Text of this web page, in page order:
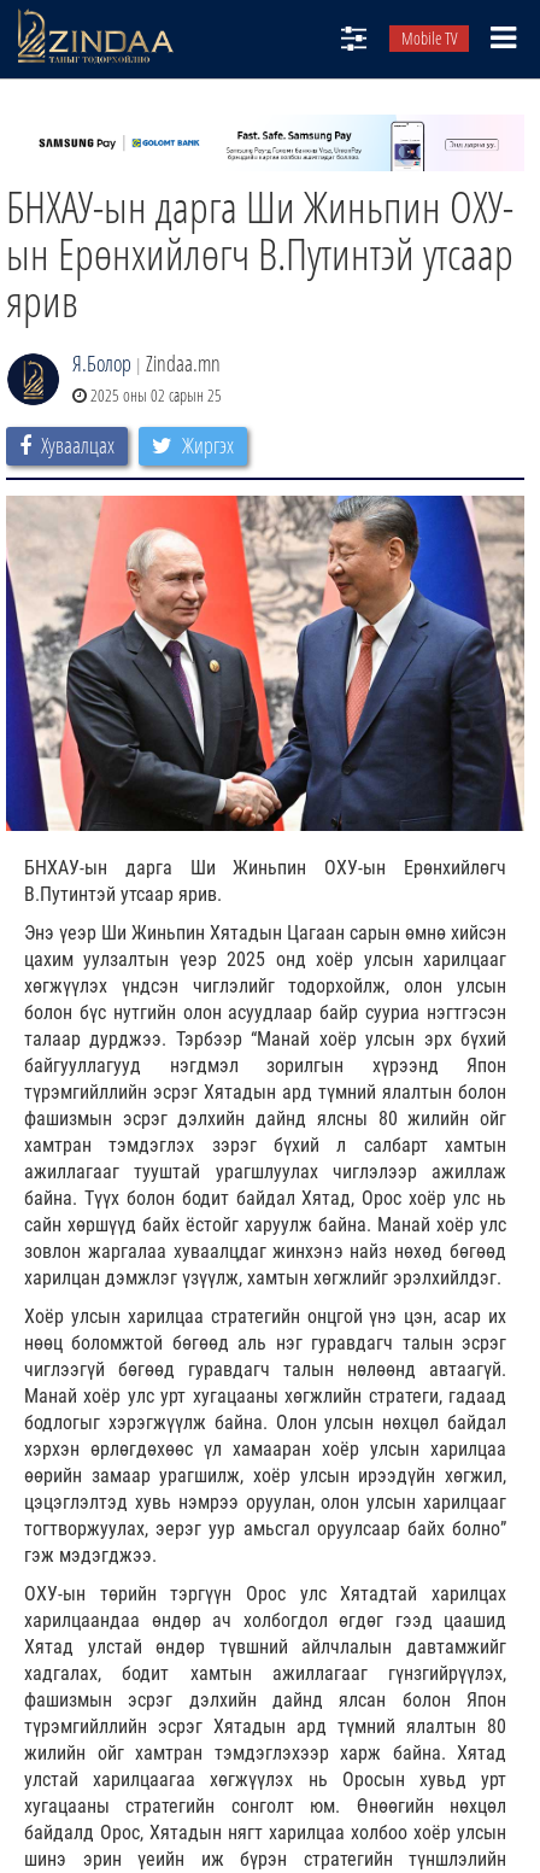
Mobile TV
ТВ8
ӨГЛӨӨНИЙ СОНИН
АУДИО ЗОХИОЛ
ЗИНДАА СЭТГҮҮЛ
БНХАУ-ын дарга Ши Жиньпин ОХУ-
ын Ерөнхийлөгч В.Путинтэй утсаар
ярив
Я.Болор | Zindaa.mn
2025 оны 02 сарын 25
Хуваалцах Жиргэх
БНХАУ-ын дарга Ши Жиньпин ОХУ-ын Ерөнхийлөгч
В.Путинтэй утсаар ярив.
Энэ үеэр Ши Жиньпин Хятадын Цагаан сарын өмнө хийсэн
цахим уулзалтын үеэр 2025 онд хоёр улсын харилцааг
хөгжүүлэх үндсэн чиглэлийг тодорхойлж, олон улсын
болон бүс нутгийн олон асуудлаар байр сууриа нэгтгэсэн
талаар дурджээ. Тэрбээр “Манай хоёр улсын эрх бүхий
байгууллагууд нэгдмэл зорилгын хүрээнд Япон
түрэмгийллийн эсрэг Хятадын ард түмний ялалтын болон
фашизмын эсрэг дэлхийн дайнд ялсны 80 жилийн ойг
хамтран тэмдэглэх зэрэг бүхий л салбарт хамтын
ажиллагааг тууштай урагшлуулах чиглэлээр ажиллаж
байна. Түүх болон бодит байдал Хятад, Орос хоёр улс нь
сайн хөршүүд байх ёстойг харуулж байна. Манай хоёр улс
зовлон жаргалаа хуваалцдаг жинхэнэ найз нөхөд бөгөөд
харилцан дэмжлэг үзүүлж, хамтын хөгжлийг эрэлхийлдэг.
Хоёр улсын харилцаа стратегийн онцгой үнэ цэн, асар их
нөөц боломжтой бөгөөд аль нэг гуравдагч талын эсрэг
чиглээгүй бөгөөд гуравдагч талын нөлөөнд автаагүй.
Манай хоёр улс урт хугацааны хөгжлийн стратеги, гадаад
бодлогыг хэрэгжүүлж байна. Олон улсын нөхцөл байдал
хэрхэн өрлөгдөхөөс үл хамааран хоёр улсын харилцаа
өөрийн замаар урагшилж, хоёр улсын ирээдүйн хөгжил,
цэцэглэлтэд хувь нэмрээ оруулан, олон улсын харилцааг
тогтворжуулах, эерэг уур амьсгал оруулсаар байх болно”
гэж мэдэгджээ.
ОХУ-ын төрийн тэргүүн Орос улс Хятадтай харилцах
харилцаандаа өндөр ач холбогдол өгдөг гээд цаашид
Хятад улстай өндөр түвшний айлчлалын давтамжийг
хадгалах, бодит хамтын ажиллагааг гүнзгийрүүлэх,
фашизмын эсрэг дэлхийн дайнд ялсан болон Япон
түрэмгийллийн эсрэг Хятадын ард түмний ялалтын 80
жилийн ойг хамтран тэмдэглэхээр харж байна. Хятад
улстай харилцаагаа хөгжүүлэх нь Оросын хувьд урт
хугацааны стратегийн сонголт юм. Өнөөгийн нөхцөл
байдалд Орос, Хятадын нягт харилцаа холбоо хоёр улсын
шинэ эрин үеийн иж бүрэн стратегийн түншлэлийн